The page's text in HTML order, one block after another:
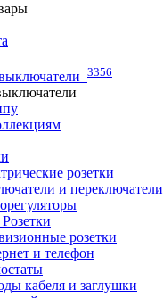
3356
розетки
и переключатели
розетки
и телефон
кабеля и заглушки